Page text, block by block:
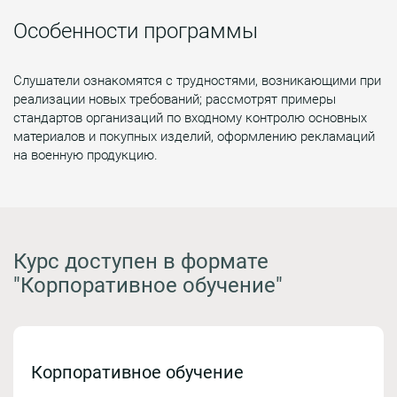
Особенности программы
Слушатели ознакомятся с трудностями, возникающими при
реализации новых требований; рассмотрят примеры
стандартов организаций по входному контролю основных
материалов и покупных изделий, оформлению рекламаций
на военную продукцию.
Курс доступен в формате
"Корпоративное обучение"
Корпоративное обучение